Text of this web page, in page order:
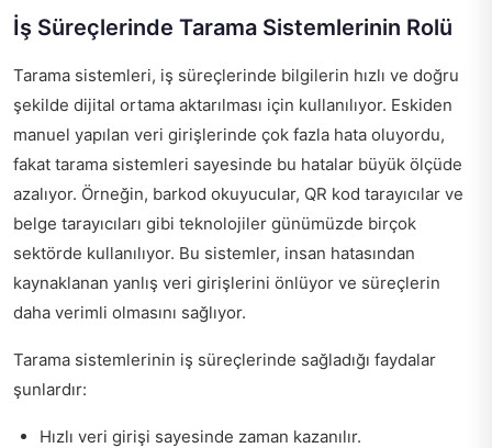
İş Süreçlerinde Tarama Sistemlerinin Rolü
Tarama sistemleri, iş süreçlerinde bilgilerin hızlı ve doğru
şekilde dijital ortama aktarılması için kullanılıyor. Eskiden
manuel yapılan veri girişlerinde çok fazla hata oluyordu,
fakat tarama sistemleri sayesinde bu hatalar büyük ölçüde
azalıyor. Örneğin, barkod okuyucular, QR kod tarayıcılar ve
belge tarayıcıları gibi teknolojiler günümüzde birçok
sektörde kullanılıyor. Bu sistemler, insan hatasından
kaynaklanan yanlış veri girişlerini önlüyor ve süreçlerin
daha verimli olmasını sağlıyor.
Tarama sistemlerinin iş süreçlerinde sağladığı faydalar
şunlardır:
Hızlı veri girişi sayesinde zaman kazanılır.